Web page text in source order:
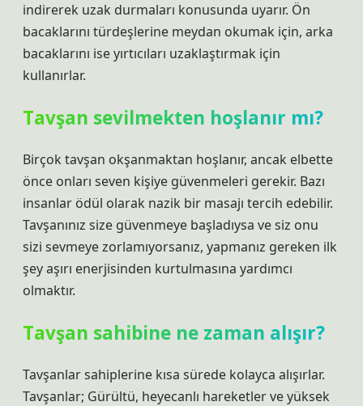
indirerek uzak durmaları konusunda uyarır. Ön
bacaklarını türdeşlerine meydan okumak için, arka
bacaklarını ise yırtıcıları uzaklaştırmak için
kullanırlar.
Tavşan sevilmekten hoşlanır mı?
Birçok tavşan okşanmaktan hoşlanır, ancak elbette
önce onları seven kişiye güvenmeleri gerekir. Bazı
insanlar ödül olarak nazik bir masajı tercih edebilir.
Tavşanınız size güvenmeye başladıysa ve siz onu
sizi sevmeye zorlamıyorsanız, yapmanız gereken ilk
şey aşırı enerjisinden kurtulmasına yardımcı
olmaktır.
Tavşan sahibine ne zaman alışır?
Tavşanlar sahiplerine kısa sürede kolayca alışırlar.
Tavşanlar; Gürültü, heyecanlı hareketler ve yüksek